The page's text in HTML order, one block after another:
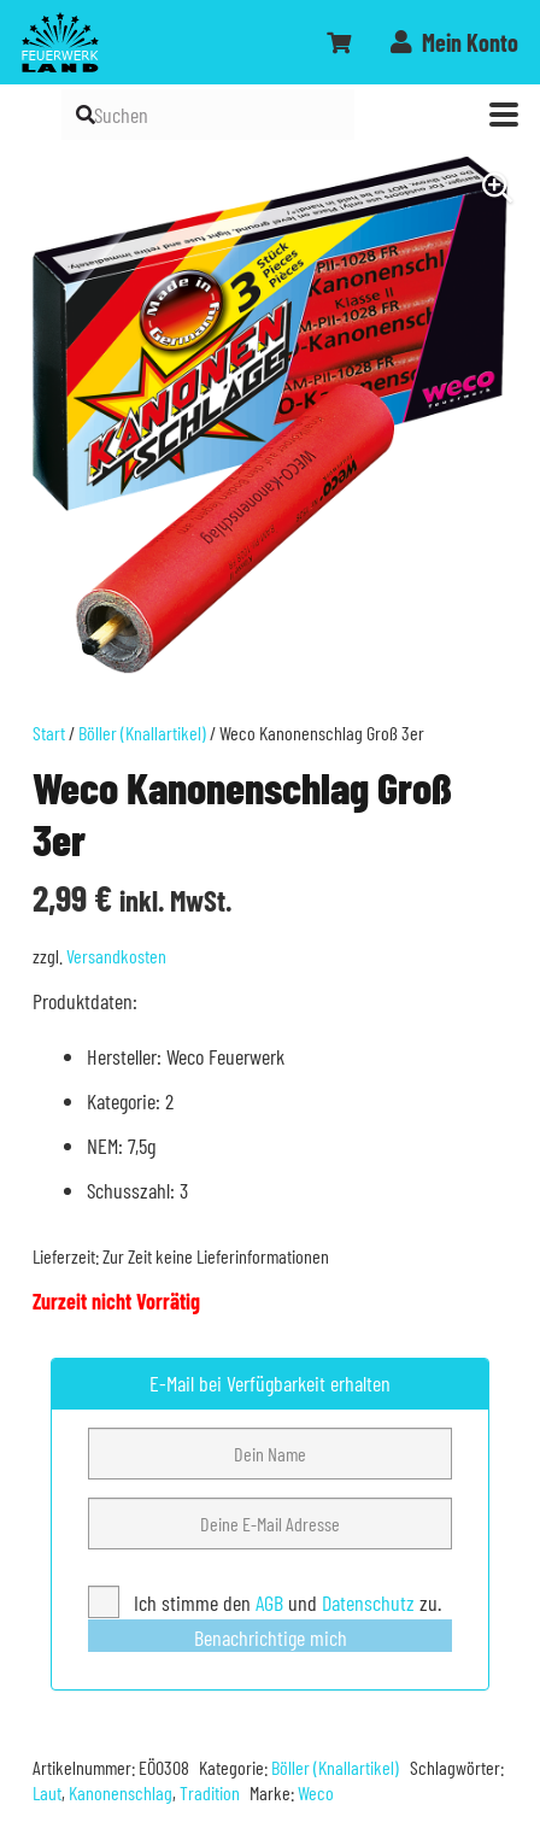
Mein Konto
Start/ Böller (Knallartikel)/ Weco Kanonenschlag Groß 3er
Weco Kanonenschlag Groß
3er
2,99€ inkl. MwSt.
zzgl. Versandkosten
Produktdaten:
Hersteller: Weco Feuerwerk
Kategorie: 2
NEM: 7,5g
Schusszahl: 3
Lieferzeit:Zur Zeit keine Lieferinformationen
Zurzeit nicht Vorrätig
E-Mail bei Verfügbarkeit erhalten
Ich stimme denAGB und Datenschutz zu.
Benachrichtige mich
Artikelnummer: EÖ0308 Kategorie: Böller (Knallartikel) Schlagwörter:
Laut, Kanonenschlag, Tradition Marke:Weco